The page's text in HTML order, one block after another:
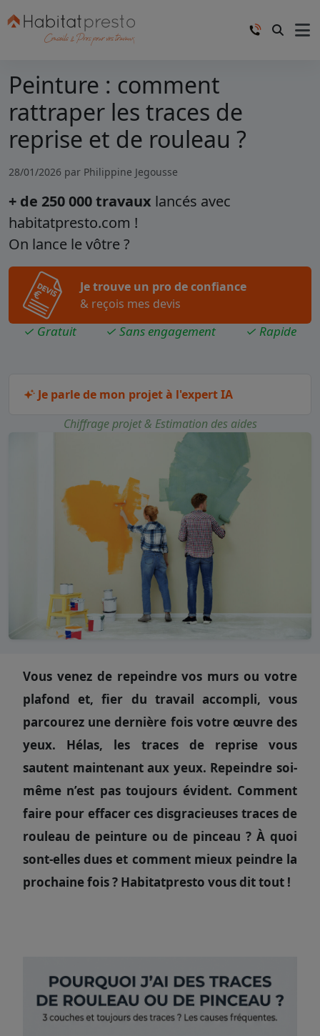
Peinture : comment
rattraper les traces de
reprise et de rouleau ?
28/01/2026 par Philippine Jegousse
+ de 250 000 travaux lancés avec
habitatpresto.com !
On lance le vôtre ?
Je trouve un pro de confiance
& reçois mes devis
✓ Gratuit ✓ Sans engagement ✓ Rapide
Je parle de mon projet à l'expert IA
Chiffrage projet & Estimation des aides
Vous venez de repeindre vos murs ou votre
plafond et, fier du travail accompli, vous
parcourez une dernière fois votre œuvre des
yeux. Hélas, les traces de reprise vous
sautent maintenant aux yeux. Repeindre soi-
même n’est pas toujours évident. Comment
faire pour effacer ces disgracieuses traces de
rouleau de peinture ou de pinceau ? À quoi
sont-elles dues et comment mieux peindre la
prochaine fois ? Habitatpresto vous dit tout !